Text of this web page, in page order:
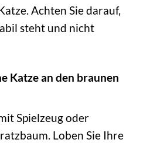
Achten Sie darauf,
steht und nicht
Katze an den braunen
Spielzeug oder
Loben Sie Ihre